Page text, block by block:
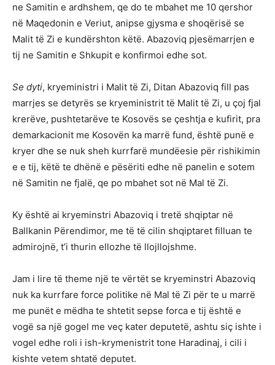
ne Samitin e ardhshem, qe do te mbahet me 10 qershor
në Maqedonin e Veriut, anipse gjysma e shoqërisë se
Malit të Zi e kundërshton këtë. Abazoviq pjesëmarrjen e
tij ne Samitin e Shkupit e konfirmoi edhe sot.
Se dyti, kryeministri i Malit të Zi, Ditan Abazoviq fill pas
marrjes se detyrës se kryeministrit të Malit të Zi, u çoj fjal
krerëve, pushtetarëve te Kosovës se çeshtja e kufirit, pra
demarkacionit me Kosovën ka marrë fund, është punë e
kryer dhe se nuk sheh kurrfarë mundëesie për rishikimin
e e tij, këtë te dhënë e pësëriti edhe në panelin e sotem
në Samitin ne fjalë, qe po mbahet sot në Mal të Zi.
Ky është ai kryeminstri Abazoviq i tretë shqiptar në
Ballkanin Përendimor, me të të cilin shqiptaret filluan te
admirojnë, t’i thurin ellozhe të llojllojshme.
Jam i lire të theme një te vërtët se kryeminstri Abazoviq
nuk ka kurrfare force politike në Mal të Zi për te u marrë
me punët e mëdha te shtetit sepse forca e tij është e
vogë sa një gogel me veç kater deputetë, ashtu siç ishte i
vogel edhe roli i ish-krymenistrit tone Haradinaj, i cili i
kishte vetem shtatë deputet.